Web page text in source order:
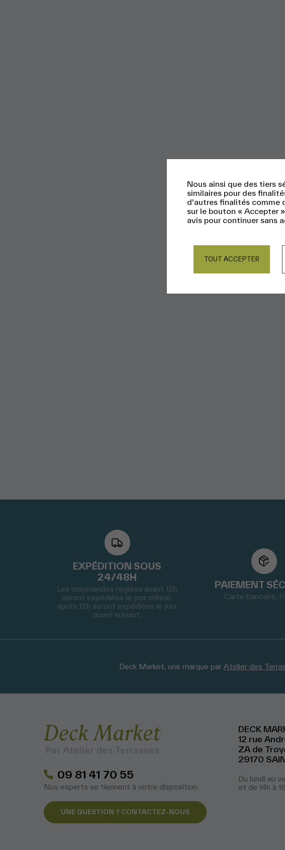
EXPÉDITION SOUS
24/48H
Les commandes réglées avant 12h
seront expédiées le jour même,
après 12h seront expédiées le jour
ouvré suivant.
PAIEMENT
Carte bancaire,
Deck Market, une marque par Atelier des
09 81 41 70 55
Nos experts se tiennent à votre disposition
UNE QUESTION ? CONTACTEZ-NOUS
DECK
12 rue
ZA de
29170
Du lundi au
et de 14h à
Nous ainsi que des tiers
similaires pour des
d'autres finalités comme
sur le bouton « Accepter
avis pour continuer sans
TOUT ACCEPTER